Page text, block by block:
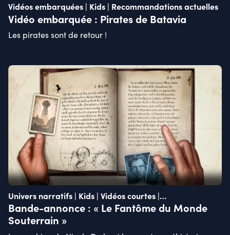
Vidéos embarquées | Kids | Recommandations actuelles
Vidéo embarquée : Pirates de Batavia
Les pirates sont de retour !
Univers narratifs | Kids | Vidéos courtes |
Recommandations actuelles
Bande-annonce : « Le Fantôme du Monde
Souterrain »